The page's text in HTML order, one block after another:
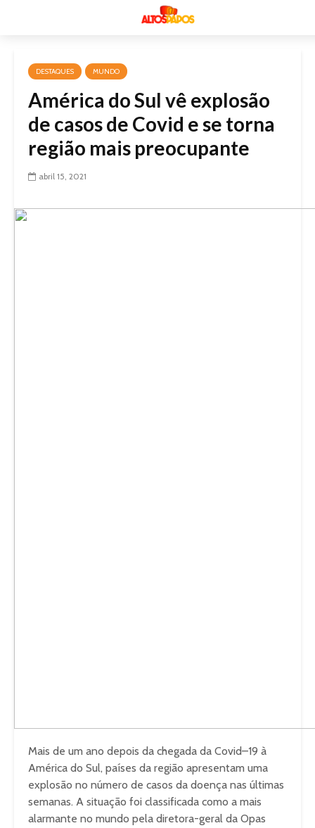
DESTAQUES MUNDO
América do Sul vê explosão
de casos de Covid e se torna
região mais preocupante
abril 15, 2021
Mais de um ano depois da chegada da Covid–19 à
América do Sul, países da região apresentam uma
explosão no número de casos da doença nas últimas
semanas. A situação foi classificada como a mais
alarmante no mundo pela diretora-geral da Opas